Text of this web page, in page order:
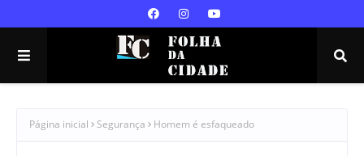
Página inicial Segurança Homem é esfaqueado